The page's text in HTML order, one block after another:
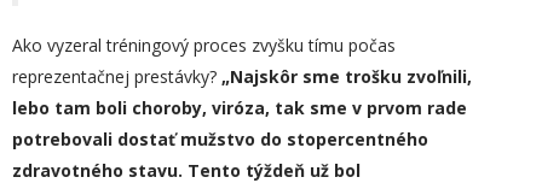
Ako vyzeral tréningový proces zvyšku tímu počas
reprezentačnej prestávky? „Najskôr sme trošku zvoľnili,
lebo tam boli choroby, viróza, tak sme v prvom rade
potrebovali dostaťmužstvo do stopercentného
zdravotného stavu. Tento týždeň už bol